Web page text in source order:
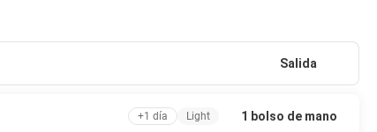
Salida
+1 día Light 1 bolso de mano